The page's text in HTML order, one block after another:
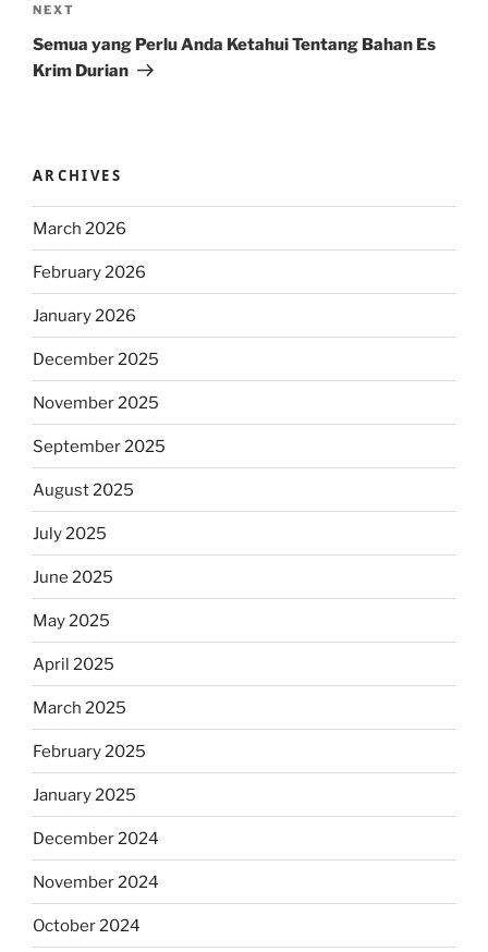
Next
Post
NEXT
Semua yang Perlu Anda Ketahui Tentang Bahan Es
Krim Durian
ARCHIVES
March 2026
February 2026
January 2026
December 2025
November 2025
September 2025
August 2025
July 2025
June 2025
May 2025
April 2025
March 2025
February 2025
January 2025
December 2024
November 2024
October 2024